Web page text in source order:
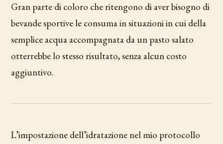
Gran parte di coloro che ritengono di aver bisogno di
bevande sportive le consuma in situazioni in cui della
semplice acqua accompagnata da un pasto salato
otterrebbe lo stesso risultato, senza alcun costo
aggiuntivo.
L’impostazione dell’idratazione nel mio protocollo